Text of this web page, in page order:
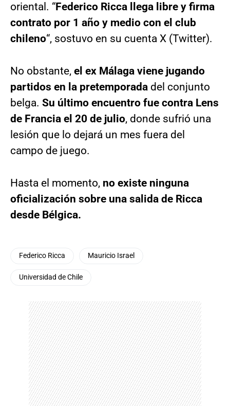
oriental. “Federico Ricca llega libre y firma
contrato por 1 año y medio con el club
chileno“, sostuvo en su cuenta X (Twitter).
No obstante, el ex Málaga viene jugando
partidos en la pretemporada del conjunto
belga. Su último encuentro fue contra Lens
de Francia el 20 de julio, donde sufrió una
lesión que lo dejará un mes fuera del
campo de juego.
Hasta el momento, no existe ninguna
oficialización sobre una salida de Ricca
desde Bélgica.
Federico Ricca Mauricio Israel
Universidad de Chile